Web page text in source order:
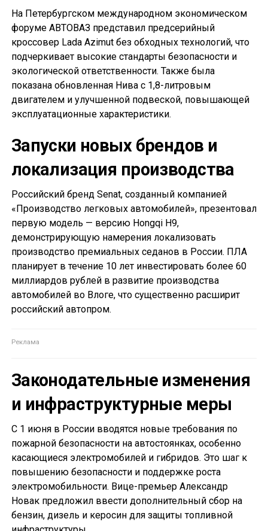
На Петербургском международном экономическом
форуме АВТОВАЗ представил предсерийный
кроссовер Lada Azimut без обходных технологий, что
подчеркивает высокие стандарты безопасности и
экологической ответственности. Также была
показана обновленная Нива с 1,8-литровым
двигателем и улучшенной подвеской, повышающей
эксплуатационные характеристики.
Запуски новых брендов и
локализация производства
Российский бренд Senat, созданный компанией
«Производство легковых автомобилей», презентовал
первую модель — версию Hongqi H9,
демонстрирующую намерения локализовать
производство премиальных седанов в России. ПЛА
планирует в течение 10 лет инвестировать более 60
миллиардов рублей в развитие производства
автомобилей во Влоге, что существенно расширит
российский автопром.
Законодательные изменения
и инфраструктурные меры
С 1 июня в России вводятся новые требования по
пожарной безопасности на автостоянках, особенно
касающиеся электромобилей и гибридов. Это шаг к
повышению безопасности и поддержке роста
электромобильности. Вице-премьер Александр
Новак предложил ввести дополнительный сбор на
бензин, дизель и керосин для защиты топливной